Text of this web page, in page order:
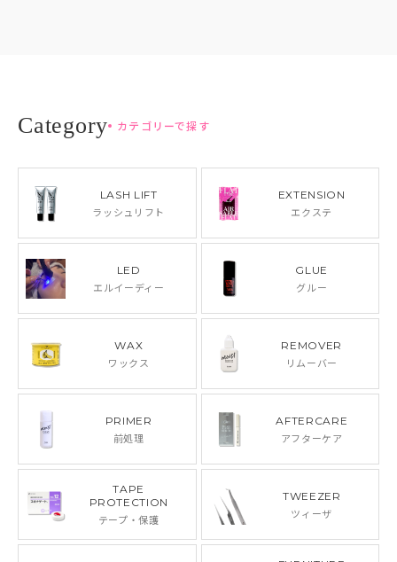
カテゴリーで探す
LASH LIFT
ラッシュリフト
EXTENSION
エクステ
LED
エルイーディー
GLUE
グルー
WAX
ワックス
REMOVER
リムーバー
PRIMER
前処理
AFTERCARE
アフターケア
TAPE
PROTECTION
テープ・保護
TWEEZER
ツィーザ